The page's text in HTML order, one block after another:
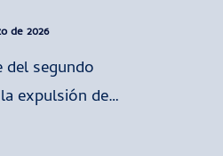
de 2026
segundo
expulsión de…